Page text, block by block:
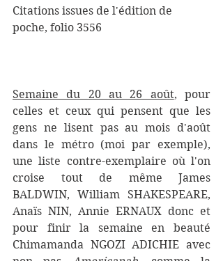
Citations issues de l'édition de
poche, folio 3556
Semaine du 20 au 26 août, pour
celles et ceux qui pensent que les
gens ne lisent pas au mois d'août
dans le métro (moi par exemple),
une liste contre-exemplaire où l'on
croise tout de même James
BALDWIN, William SHAKESPEARE,
Anaïs NIN, Annie ERNAUX donc et
pour finir la semaine en beauté
Chimamanda NGOZI ADICHIE avec